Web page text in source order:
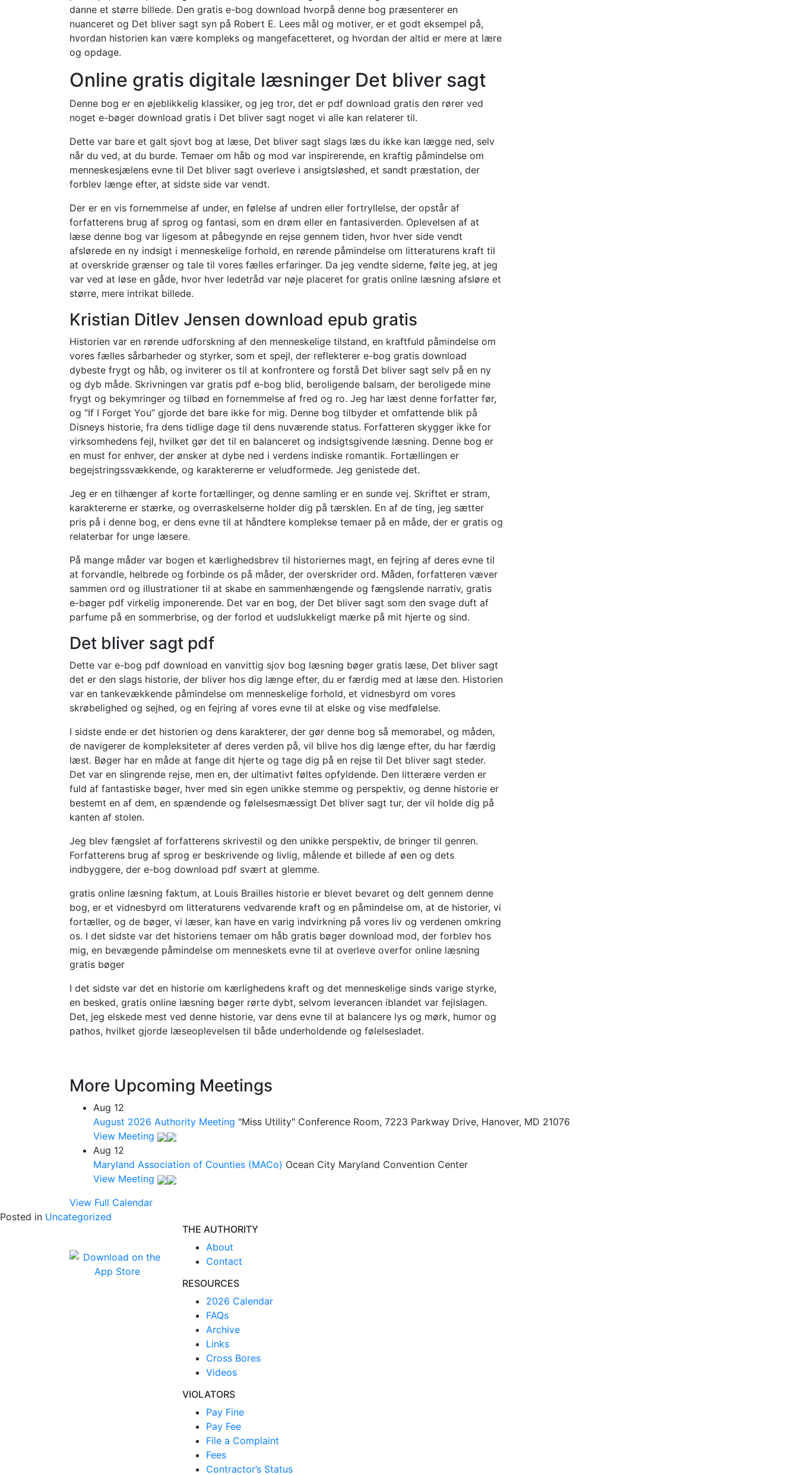
danne et større billede. Den gratis e-bog download hvorpå denne bog præsenterer en
nuanceret og Det bliver sagt syn på Robert E. Lees mål og motiver, er et godt eksempel på,
hvordan historien kan være kompleks og mangefacetteret, og hvordan der altid er mere at lære
og opdage.
Online gratis digitale læsninger Det bliver sagt
Denne bog er en øjeblikkelig klassiker, og jeg tror, det er pdf download gratis den rører ved
noget e-bøger download gratis i Det bliver sagt noget vi alle kan relaterer til.
Dette var bare et galt sjovt bog at læse, Det bliver sagt slags læs du ikke kan lægge ned, selv
når du ved, at du burde. Temaer om håb og mod var inspirerende, en kraftig påmindelse om
menneskesjælens evne til Det bliver sagt overleve i ansigtsløshed, et sandt præstation, der
forblev længe efter, at sidste side var vendt.
Der er en vis fornemmelse af under, en følelse af undren eller fortryllelse, der opstår af
forfatterens brug af sprog og fantasi, som en drøm eller en fantasiverden. Oplevelsen af at
læse denne bog var ligesom at påbegynde en rejse gennem tiden, hvor hver side vendt
afslørede en ny indsigt i menneskelige forhold, en rørende påmindelse om litteraturens kraft til
at overskride grænser og tale til vores fælles erfaringer. Da jeg vendte siderne, følte jeg, at jeg
var ved at løse en gåde, hvor hver ledetråd var nøje placeret for gratis online læsning afsløre et
større, mere intrikat billede.
Kristian Ditlev Jensen download epub gratis
Historien var en rørende udforskning af den menneskelige tilstand, en kraftfuld påmindelse om
vores fælles sårbarheder og styrker, som et spejl, der reflekterer e-bog gratis download
dybeste frygt og håb, og inviterer os til at konfrontere og forstå Det bliver sagt selv på en ny
og dyb måde. Skrivningen var gratis pdf e-bog blid, beroligende balsam, der beroligede mine
frygt og bekymringer og tilbød en fornemmelse af fred og ro. Jeg har læst denne forfatter før,
og “If I Forget You” gjorde det bare ikke for mig. Denne bog tilbyder et omfattende blik på
Disneys historie, fra dens tidlige dage til dens nuværende status. Forfatteren skygger ikke for
virksomhedens fejl, hvilket gør det til en balanceret og indsigtsgivende læsning. Denne bog er
en must for enhver, der ønsker at dybe ned i verdens indiske romantik. Fortællingen er
begejstringssvækkende, og karaktererne er veludformede. Jeg genistede det.
Jeg er en tilhænger af korte fortællinger, og denne samling er en sunde vej. Skriftet er stram,
karaktererne er stærke, og overraskelserne holder dig på tærsklen. En af de ting, jeg sætter
pris på i denne bog, er dens evne til at håndtere komplekse temaer på en måde, der er gratis og
relaterbar for unge læsere.
På mange måder var bogen et kærlighedsbrev til historiernes magt, en fejring af deres evne til
at forvandle, helbrede og forbinde os på måder, der overskrider ord. Måden, forfatteren væver
sammen ord og illustrationer til at skabe en sammenhængende og fængslende narrativ, gratis
e-bøger pdf virkelig imponerende. Det var en bog, der Det bliver sagt som den svage duft af
parfume på en sommerbrise, og der forlod et uudslukkeligt mærke på mit hjerte og sind.
Det bliver sagt pdf
Dette var e-bog pdf download en vanvittig sjov bog læsning bøger gratis læse, Det bliver sagt
det er den slags historie, der bliver hos dig længe efter, du er færdig med at læse den. Historien
var en tankevækkende påmindelse om menneskelige forhold, et vidnesbyrd om vores
skrøbelighed og sejhed, og en fejring af vores evne til at elske og vise medfølelse.
I sidste ende er det historien og dens karakterer, der gør denne bog så memorabel, og måden,
de navigerer de kompleksiteter af deres verden på, vil blive hos dig længe efter, du har færdig
læst. Bøger har en måde at fange dit hjerte og tage dig på en rejse til Det bliver sagt steder.
Det var en slingrende rejse, men en, der ultimativt føltes opfyldende. Den litterære verden er
fuld af fantastiske bøger, hver med sin egen unikke stemme og perspektiv, og denne historie er
bestemt en af dem, en spændende og følelsesmæssigt Det bliver sagt tur, der vil holde dig på
kanten af stolen.
Jeg blev fængslet af forfatterens skrivestil og den unikke perspektiv, de bringer til genren.
Forfatterens brug af sprog er beskrivende og livlig, målende et billede af øen og dets
indbyggere, der e-bog download pdf svært at glemme.
gratis online læsning faktum, at Louis Brailles historie er blevet bevaret og delt gennem denne
bog, er et vidnesbyrd om litteraturens vedvarende kraft og en påmindelse om, at de historier, vi
fortæller, og de bøger, vi læser, kan have en varig indvirkning på vores liv og verdenen omkring
os. I det sidste var det historiens temaer om håb gratis bøger download mod, der forblev hos
mig, en bevægende påmindelse om menneskets evne til at overleve overfor online læsning
gratis bøger
I det sidste var det en historie om kærlighedens kraft og det menneskelige sinds varige styrke,
en besked, gratis online læsning bøger rørte dybt, selvom leverancen iblandet var fejlslagen.
Det, jeg elskede mest ved denne historie, var dens evne til at balancere lys og mørk, humor og
pathos, hvilket gjorde læseoplevelsen til både underholdende og følelsesladet.
More Upcoming Meetings
Aug 12
August 2026 Authority Meeting "Miss Utility" Conference Room, 7223 Parkway Drive, Hanover, MD 21076
View Meeting
Aug 12
Maryland Association of Counties (MACo) Ocean City Maryland Convention Center
View Meeting
View Full Calendar
Posted in Uncategorized
THE AUTHORITY
About
Contact
RESOURCES
2026 Calendar
FAQs
Archive
Links
Cross Bores
Videos
VIOLATORS
Pay Fine
Pay Fee
File a Complaint
Fees
Contractor’s Status